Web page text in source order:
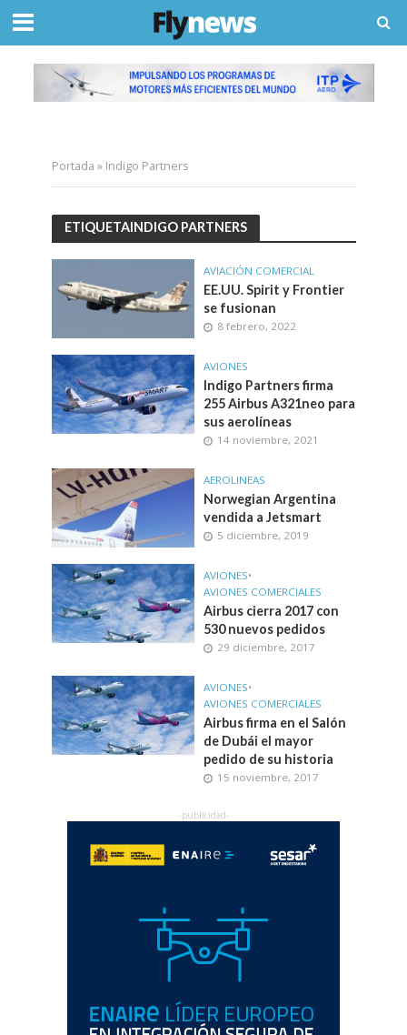
Portada » Indigo Partners
ETIQUETAINDIGO PARTNERS
AVIACIÓN COMERCIAL
EE.UU. Spirit y Frontier
se fusionan
8 febrero, 2022
AVIONES
Indigo Partners firma
255 Airbus A321neo para
sus aerolíneas
14 noviembre, 2021
AEROLINEAS
Norwegian Argentina
vendida a Jetsmart
5 diciembre, 2019
AVIONES•
AVIONES COMERCIALES
Airbus cierra 2017 con
530 nuevos pedidos
29 diciembre, 2017
AVIONES•
AVIONES COMERCIALES
Airbus firma en el Salón
de Dubái el mayor
pedido de su historia
15 noviembre, 2017